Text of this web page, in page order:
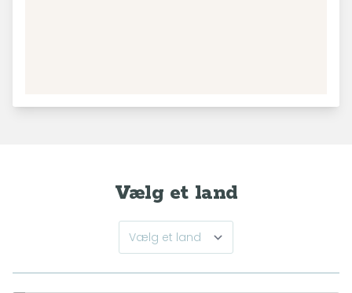
Vælg et land